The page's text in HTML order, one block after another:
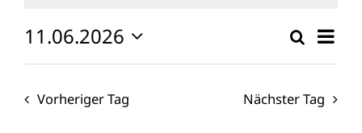
Suche
und
Suche
Tag
11.06.2026
Datum
Vorheriger Tag Nächster Tag